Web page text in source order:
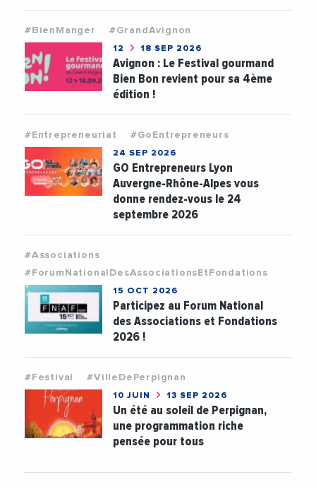
#BienManger #GrandAvignon
12 18 SEP 2026
Avignon : Le Festival gourmand
Bien Bon revient pour sa 4ème
édition !
#Entrepreneuriat #GoEntrepreneurs
24 SEP 2026
GO Entrepreneurs Lyon
Auvergne-Rhône-Alpes vous
donne rendez-vous le 24
septembre 2026
#Associations
#ForumNationalDesAssociationsEtFondations
15 OCT 2026
Participez au Forum National
des Associations et Fondations
2026 !
#Festival #VilleDePerpignan
10 JUIN 13 SEP 2026
Un été au soleil de Perpignan,
une programmation riche
pensée pour tous